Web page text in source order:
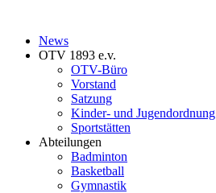
News
OTV 1893 e.v.
OTV-Büro
Vorstand
Satzung
Kinder- und Jugendordnung
Sportstätten
Abteilungen
Badminton
Basketball
Gymnastik